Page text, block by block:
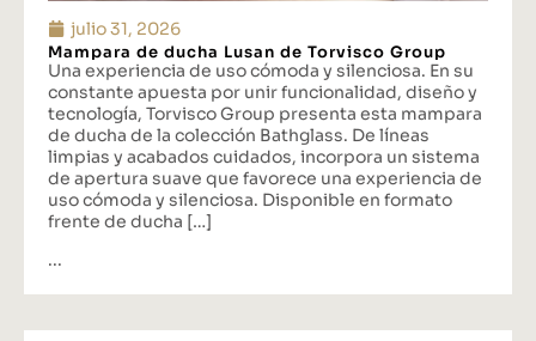
julio 31, 2026
Mampara de ducha Lusan de Torvisco Group
Una experiencia de uso cómoda y silenciosa. En su
constante apuesta por unir funcionalidad, diseño y
tecnología, Torvisco Group presenta esta mampara
de ducha de la colección Bathglass. De líneas
limpias y acabados cuidados, incorpora un sistema
de apertura suave que favorece una experiencia de
uso cómoda y silenciosa. Disponible en formato
frente de ducha […]
...